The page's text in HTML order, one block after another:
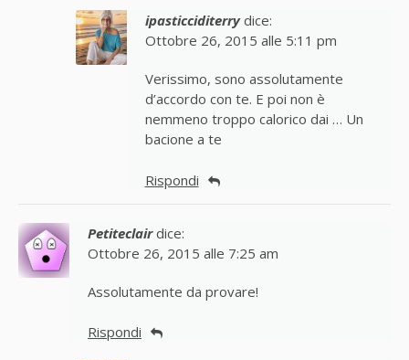
ipasticciditerry dice:
Ottobre 26, 2015 alle 5:11 pm
Verissimo, sono assolutamente
d’accordo con te. E poi non è
nemmeno troppo calorico dai … Un
bacione a te
Rispondi
Petiteclair dice:
Ottobre 26, 2015 alle 7:25 am
Assolutamente da provare!
Rispondi